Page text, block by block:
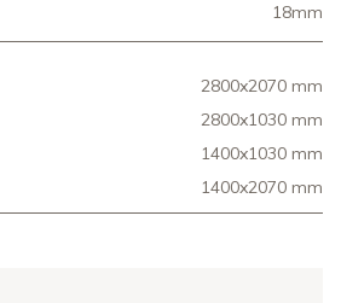
18mm
2800x2070 mm
2800x1030 mm
1400x1030 mm
1400x2070 mm